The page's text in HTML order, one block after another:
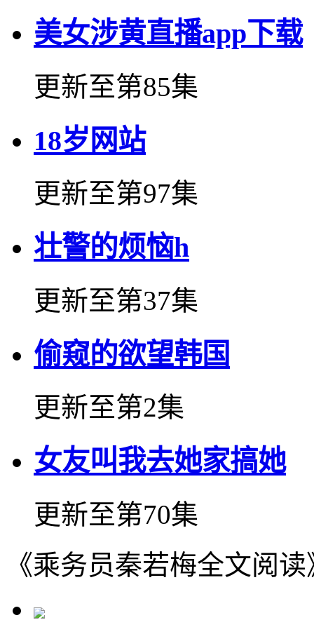
美女涉黄直播app下载
更新至第85集
18岁网站
更新至第97集
壮警的烦恼h
更新至第37集
偷窥的欲望韩国
更新至第2集
女友叫我去她家搞她
更新至第70集
《乘务员秦若梅全文阅